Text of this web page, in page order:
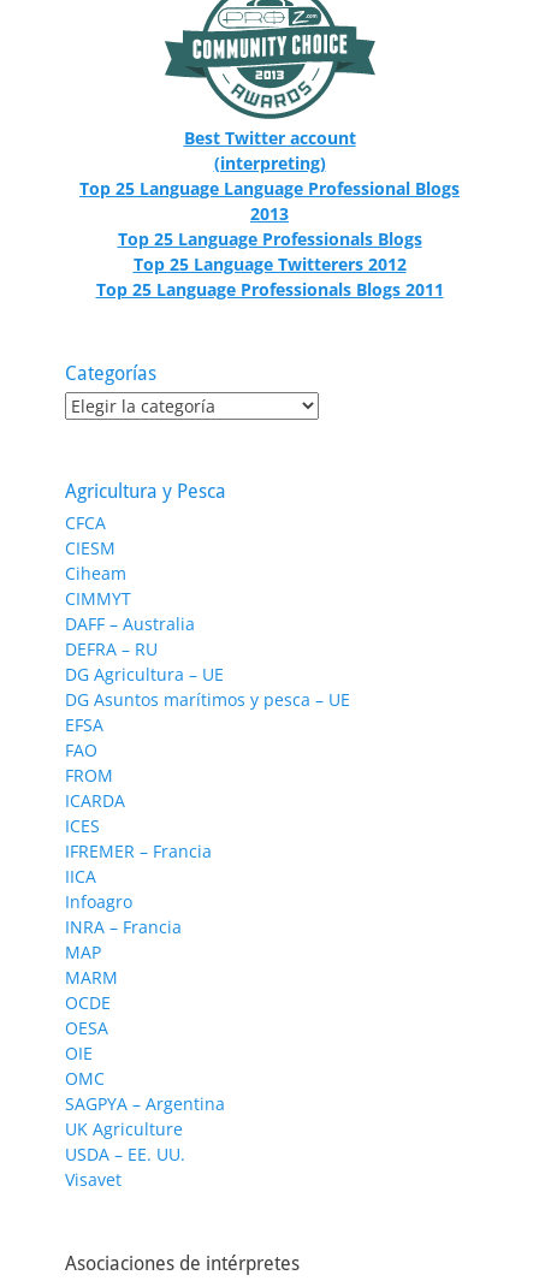
Best Twitter account
(interpreting)
Top 25 Language Language Professional Blogs
2013
Top 25 Language Professionals Blogs
Top 25 Language Twitterers 2012
Top 25 Language Professionals Blogs 2011
Categorías
Categorías
Agricultura y Pesca
CFCA
CIESM
Ciheam
CIMMYT
DAFF – Australia
DEFRA – RU
DG Agricultura – UE
DG Asuntos marítimos y pesca – UE
EFSA
FAO
FROM
ICARDA
ICES
IFREMER – Francia
IICA
Infoagro
INRA – Francia
MAP
MARM
OCDE
OESA
OIE
OMC
SAGPYA – Argentina
UK Agriculture
USDA – EE. UU.
Visavet
Asociaciones de intérpretes